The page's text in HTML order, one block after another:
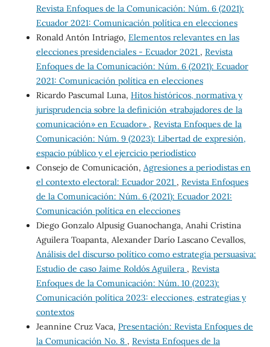
Revista Enfoques de la Comunicación: Núm. 6 (2021):
Ecuador 2021: Comunicación política en elecciones
Ronald Antón Intriago, Elementos relevantes en las
elecciones presidenciales - Ecuador 2021 , Revista
Enfoques de la Comunicación: Núm. 6 (2021): Ecuador
2021: Comunicación política en elecciones
Ricardo Pascumal Luna, Hitos históricos, normativa y
jurisprudencia sobre la definición «trabajadores de la
comunicación» en Ecuador» , Revista Enfoques de la
Comunicación: Núm. 9 (2023): Libertad de expresión,
espacio público y el ejercicio periodístico
Consejo de Comunicación, Agresiones a periodistas en
el contexto electoral: Ecuador 2021 , Revista Enfoques
de la Comunicación: Núm. 6 (2021): Ecuador 2021:
Comunicación política en elecciones
Diego Gonzalo Alpusig Guanochanga, Anahi Cristina
Aguilera Toapanta, Alexander Darío Lascano Cevallos,
Análisis del discurso político como estrategia persuasiva:
Estudio de caso Jaime Roldós Aguilera , Revista
Enfoques de la Comunicación: Núm. 10 (2023):
Comunicación política 2023: elecciones, estrategias y
contextos
Jeannine Cruz Vaca, Presentación: Revista Enfoques de
la Comunicación No. 8 , Revista Enfoques de la